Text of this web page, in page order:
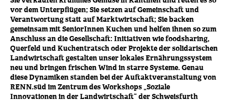
vor dem Unterpflügen; Sie setzen auf Gemeinschaft und
Verantwortung statt auf Marktwirtschaft; Sie backen
gemeinsam mit SeniorInnen Kuchen und helfen ihnen so zum
Anschluss an die Gesellschaft: Initiativen wie foodsharing,
Querfeld und Kuchentratsch oder Projekte der solidarischen
Landwirtschaft gestalten unser lokales Ernährungssystem
neu und bringen frischen Wind in starre Systeme. Genau
diese Dynamiken standen bei der Auftaktveranstaltung von
RENN.süd im Zentrum des Workshops „Soziale
Innovationen in der Landwirtschaft“ der Schweisfurth